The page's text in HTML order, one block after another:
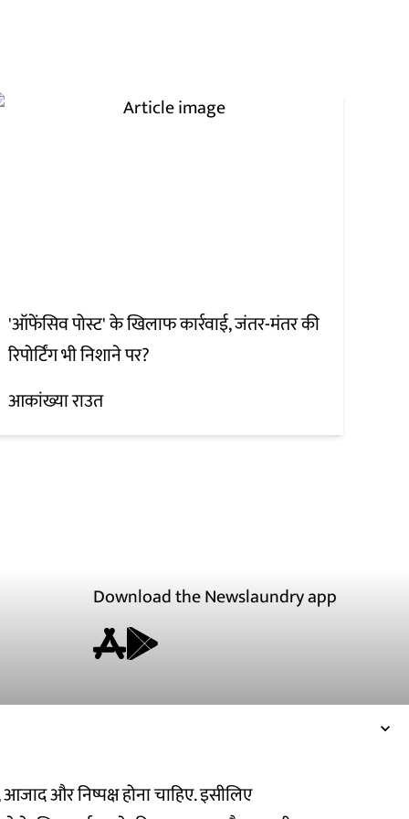
आजाद और निष्पक्ष होना चाहिए. इसीलिए
'ऑफेंसिव पोस्ट' के खिलाफ कार्रवाई, जंतर-मंतर की
रिपोर्टिंग भी निशाने पर?
आकांख्या राउत
Download the Newslaundry app